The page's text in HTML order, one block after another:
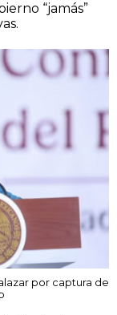
“jamás”
por captura de